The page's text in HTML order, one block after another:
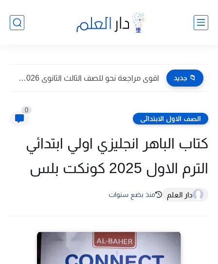
📁 جديد اقوى مراجعة نحو للصف الثالث الثانوى 2026 pdf اعداد توجيه...
الصف الاول الابتدائى
0
كتاب الباهر انجليزي اولي ابتدائي
الترم الاول 2025 كونكت بلس
دار العلم منذ بضع سنوات